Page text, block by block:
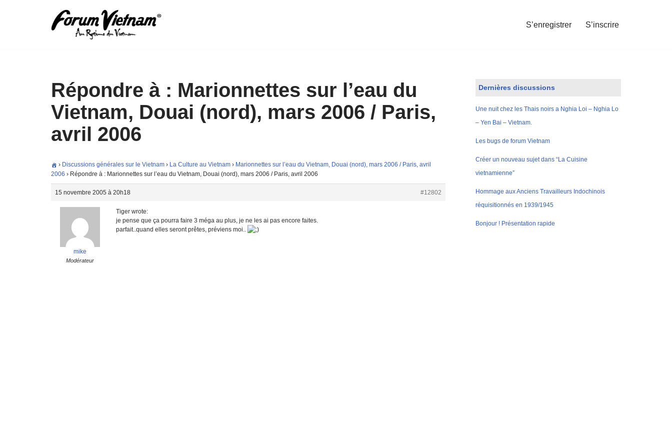
S’enregistrer S’inscrire
Répondre à : Marionnettes sur l’eau du
Vietnam, Douai (nord), mars 2006 / Paris,
avril 2006
› Discussions générales sur le Vietnam › La Culture au Vietnam › Marionnettes sur l’eau du Vietnam, Douai (nord), mars 2006 / Paris, avril
2006 › Répondre à : Marionnettes sur l’eau du Vietnam, Douai (nord), mars 2006 / Paris, avril 2006
15 novembre 2005 à 20h18 #12802
mike
Modérateur
Tiger wrote:
je pense que ça pourra faire 3 méga au plus, je ne les ai pas encore faites.
parfait..quand elles seront prêtes, préviens moi..
Dernières discussions
Une nuit chez les Thais noirs a Nghia Loi – Nghia Lo
– Yen Bai – Vietnam.
Les bugs de forum Vietnam
Créer un nouveau sujet dans “La Cuisine
vietnamienne”
Hommage aux Anciens Travailleurs Indochinois
réquisitionnés en 1939/1945
Bonjour ! Présentation rapide